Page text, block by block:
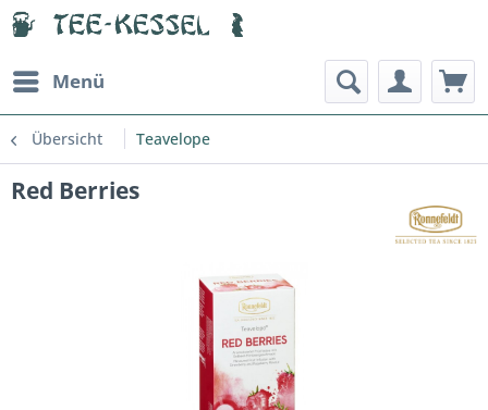
Menü
Übersicht Teavelope
Red Berries